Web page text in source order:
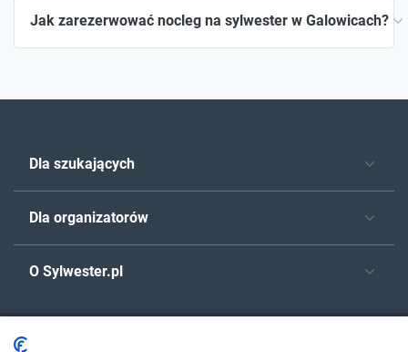
Jak zarezerwować nocleg na sylwester w Galowicach?
Dla szukających
Dla organizatorów
O Sylwester.pl